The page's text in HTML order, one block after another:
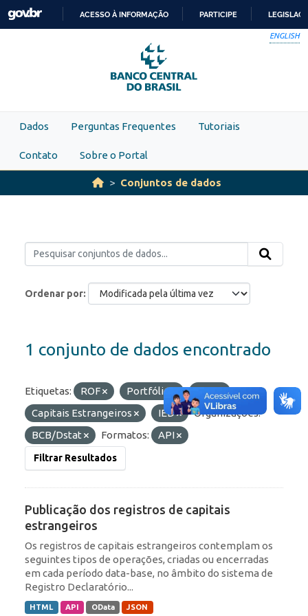
Skip to main content
PARA
O
CONTEÚDO
ACESSO À INFORMAÇÃO PARTICIPE
ENGLISH
Dados Perguntas Frequentes Tutoriais
Contato Sobre o Portal
Conjuntos de dados
Ordenar por
1 conjunto de dados encontrado
Etiquetas: ROF Portfólio
RDE
Capitais Estrangeiros
IED
Organizações:
BCB/Dstat
Formatos: API
Filtrar Resultados
Publicação dos registros de capitais
estrangeiros
Os registros de capitais estrangeiros contemplam os
seguintes tipos de operações, criadas ou encerradas
em cada período data-base, no âmbito do sistema de
Registro Declaratório...
HTML API OData JSON